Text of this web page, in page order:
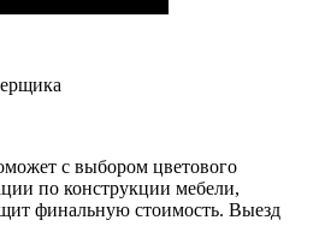
с выбором цветового
по конструкции мебели,
финальную стоимость. Выезд